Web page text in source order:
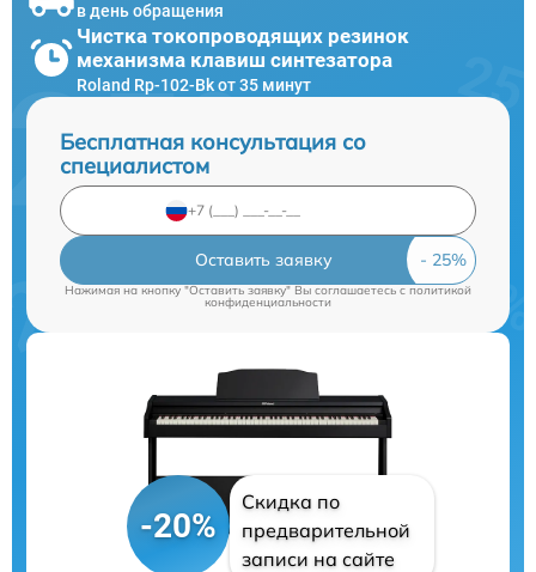
в день обращения
Чистка токопроводящих резинок
механизма клавиш синтезатора
Roland Rp-102-Bk от 35 минут
Бесплатная консультация со
специалистом
Оставить заявку
Нажимая на кнопку "Оставить заявку" Вы соглашаетесь cполитикой
конфиденциальности
-20%
Скидка по
предварительной
записи на сайте